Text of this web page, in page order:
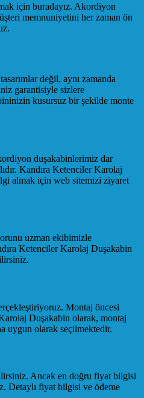
için buradayız. Akordiyon
memnuniyetini her zaman ön
değil, aynı zamanda
garantisiyle sizlere
kusursuz bir şekilde monte
duşakabinlerimiz dar
Kandıra Ketenciler Karolaj
almak için web sitemizi ziyaret
uzman ekibimizle
Ketenciler Karolaj Duşakabin
Montaj öncesi
Duşakabin olarak, montaj
uygun olarak seçilmektedir.
Ancak en doğru fiyat bilgisi
Detaylı fiyat bilgisi ve ödeme